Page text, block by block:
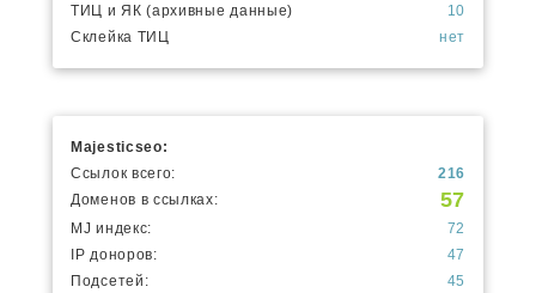
ТИЦ и ЯК (архивные данные)
10
Склейка ТИЦ
нет
Majesticseo:
Ссылок всего:
216
Доменов в ссылках:
57
MJ индекс:
72
IP доноров:
47
Подсетей:
45